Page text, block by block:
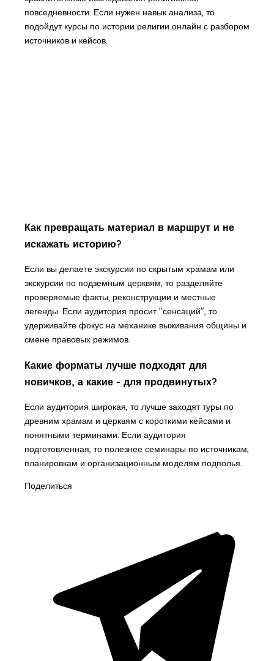
повседневности. Если нужен навык анализа, то
подойдут курсы по истории религии онлайн с разбором
источников и кейсов.
Как превращать материал в маршрут и не
искажать историю?
Если вы делаете экскурсии по скрытым храмам или
экскурсии по подземным церквям, то разделяйте
проверяемые факты, реконструкции и местные
легенды. Если аудитория просит "сенсаций", то
удерживайте фокус на механике выживания общины и
смене правовых режимов.
Какие форматы лучше подходят для
новичков, а какие - для продвинутых?
Если аудитория широкая, то лучше заходят туры по
древним храмам и церквям с короткими кейсами и
понятными терминами. Если аудитория
подготовленная, то полезнее семинары по источникам,
планировкам и организационным моделям подполья.
Поделиться